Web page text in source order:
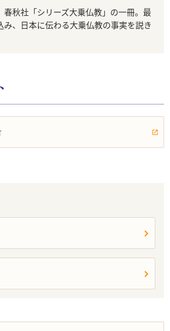
春秋社「シリーズ大乗仏教」の一冊。最
み、日本に伝わる大乗仏教の事実を説き